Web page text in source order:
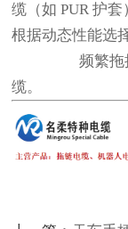
缆（如 PUR 护套
根据动态性能选
频繁拖拽时
缆。